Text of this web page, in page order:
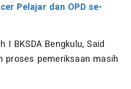
Pelajar dan OPD se-
I BKSDA Bengkulu, Said
proses pemeriksaan masih